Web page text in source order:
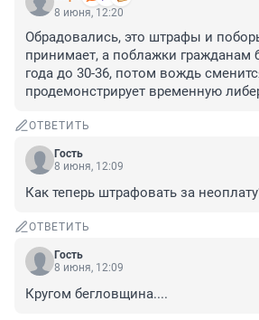
8 июня, 12:20
Обрадовались, это штрафы и
принимает, а поблажки гражданам
года до 30-36, потом вождь
продемонстрирует временную
ОТВЕТИТЬ
Гость
8 июня, 12:09
Как теперь штрафовать за
ОТВЕТИТЬ
Гость
8 июня, 12:09
Кругом бегловщина....